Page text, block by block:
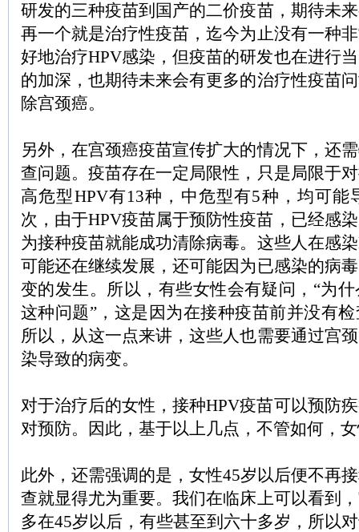
研发的三种疫苗到国产的二价疫苗，期待未
再一个就是治疗性疫苗，迄今为止没有一种
好地治疗HPV感染，但疫苗的研发也在进行
的加深，也期待未来会有更多的治疗性疫苗
除宫颈癌。
另外，在宫颈癌疫苗宣传扩大的情况下，还
查问题。疫苗存在一定局限性，只是局限于
高危型HPV有13种，中危型有5种，均可能
次，由于HPV疫苗属于预防性疫苗，已经感
为接种疫苗就能成功清除病毒。这些人在感
可能还在继续发展，还可能因为已感染的病
变的发生。所以，有些女性会有疑问，“为
这种问题”，这是因为在接种疫苗前并没有
所以，从这一点来讲，这些人也需要通过宫
染导致的病变。
对于治疗后的女性，接种HPV疫苗可以预防
对预防。因此，基于以上几点，不管如何，
此外，还需强调的是，女性45岁以后便不再
查就显得尤为重要。我们在临床上可以看到
多在45岁以后，有些甚至到六十多岁，所以